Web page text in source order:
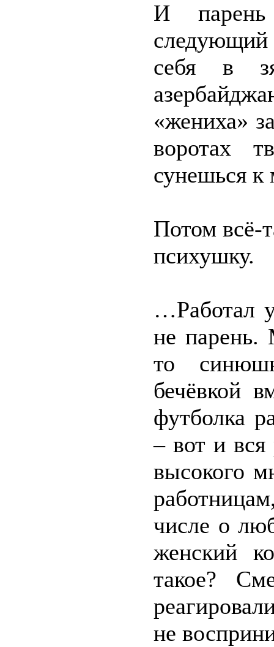
И парень
следующий
себя в
«жениха»
воротах
сунешься к
Потом всё-
психушку.
…Работал
не парень.
то
бечёвкой
футболка
– вот и
высокого
числе о
женский
такое?
не